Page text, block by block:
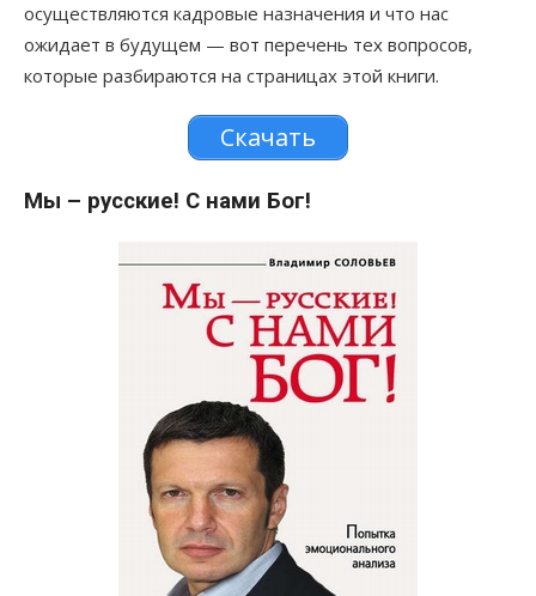
осуществляются кадровые назначения и что нас
ожидает в будущем — вот перечень тех вопросов,
которые разбираются на страницах этой книги.
Скачать
Мы – русские! С нами Бог!